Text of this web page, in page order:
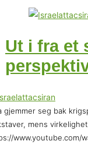
Ut i fra et
gjemmer seg bak
mens
www.youtube.com/